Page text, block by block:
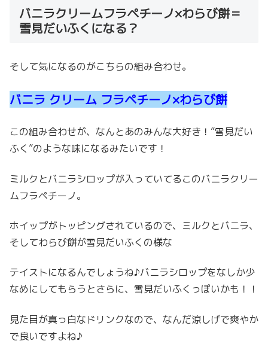
バニラクリームフラペチーノ×わらび餅＝
雪見だいふくになる？
そして気になるのがこちらの組み合わせ。
バニラ クリーム フラペチーノ×わらび餅
この組み合わせが、なんとあのみんな大好き！”雪見だい
ふく”のような味になるみたいです！
ミルクとバニラシロップが入っていてるこのバニラクリー
ムフラペチーノ。
ホイップがトッピングされているので、ミルクとバニラ、
そしてわらび餅が雪見だいふくの様な
テイストになるんでしょうね♪バニラシロップをなしか少
なめにしてもらうとさらに、雪見だいふくっぽいかも！！
見た目が真っ白なドリンクなので、なんだ涼しげで爽やか
で良いですよね♪